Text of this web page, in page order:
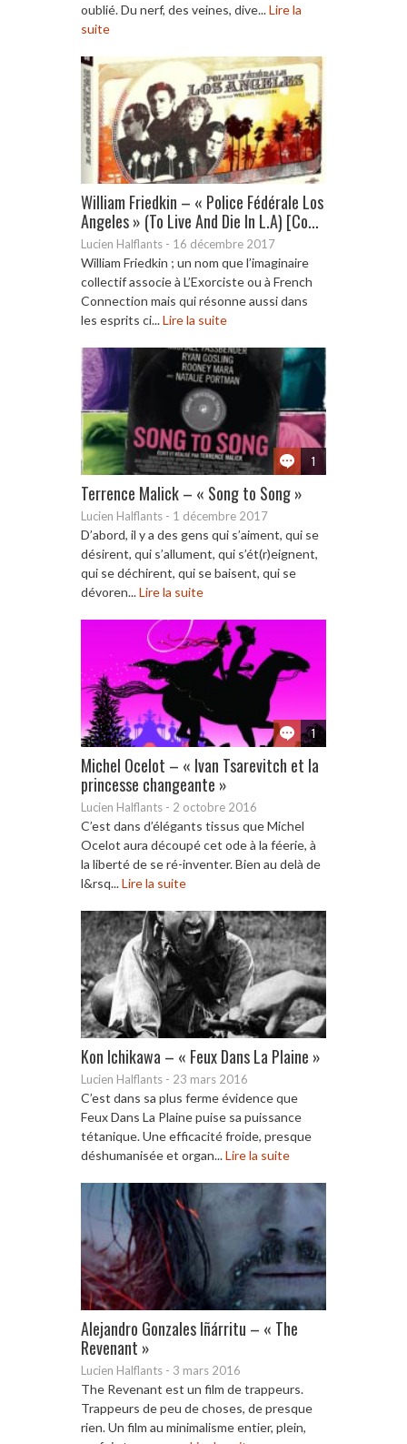
oublié. Du nerf, des veines, dive...Lire la
suite
William Friedkin – « Police Fédérale Los
Angeles » (To Live And Die In L.A) [Co...
Lucien Halflants - 16 décembre 2017
William Friedkin ; un nom que l’imaginaire
collectif associe à L’Exorciste ou à French
Connection mais qui résonne aussi dans
les esprits ci...Lire la suite
1
Terrence Malick – « Song to Song »
Lucien Halflants - 1 décembre 2017
D’abord, il y a des gens qui s’aiment, qui se
désirent, qui s’allument, qui s’ét(r)eignent,
qui se déchirent, qui se baisent, qui se
dévoren...Lire la suite
1
Michel Ocelot – « Ivan Tsarevitch et la
princesse changeante »
Lucien Halflants - 2 octobre 2016
C’est dans d’élégants tissus que Michel
Ocelot aura découpé cet ode à la féerie, à
la liberté de se ré-inventer. Bien au delà de
l&rsq...Lire la suite
Kon Ichikawa – « Feux Dans La Plaine »
Lucien Halflants - 23 mars 2016
C’est dans sa plus ferme évidence que
Feux Dans La Plaine puise sa puissance
tétanique. Une efficacité froide, presque
déshumanisée et organ...Lire la suite
Alejandro Gonzales Iñárritu – « The
Revenant »
Lucien Halflants - 3 mars 2016
The Revenant est un film de trappeurs.
Trappeurs de peu de choses, de presque
rien. Un film au minimalisme entier, plein,